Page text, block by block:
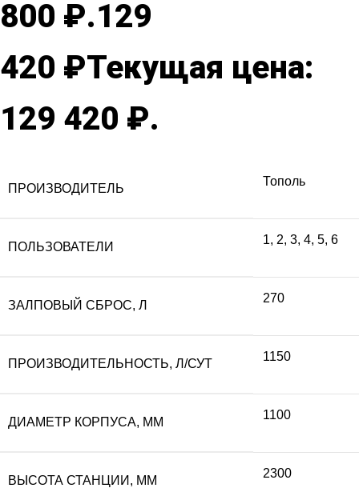
800 ₽.129
420 ₽Текущая цена:
129 420 ₽.
ПРОИЗВОДИТЕЛЬ
Тополь
ПОЛЬЗОВАТЕЛИ
1, 2, 3, 4, 5, 6
ЗАЛПОВЫЙ СБРОС, Л
270
ПРОИЗВОДИТЕЛЬНОСТЬ, Л/СУТ
1150
ДИАМЕТР КОРПУСА, ММ
1100
ВЫСОТА СТАНЦИИ, ММ
2300